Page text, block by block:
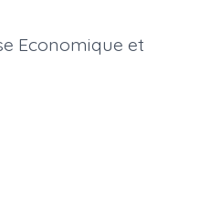
Economique et